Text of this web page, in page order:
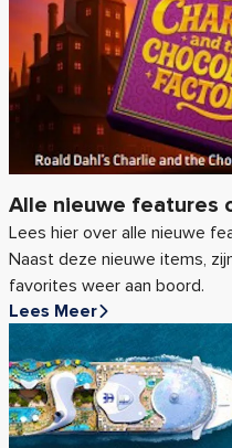
Alle nieuwe features
Lees hier over alle nieuwe
Naast deze nieuwe items,
favorites weer aan boord.
Lees Meer